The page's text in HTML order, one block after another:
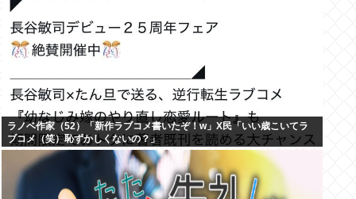
ラノベ作家（52）「新作ラブコメ書いたぞ！w」X民「いい歳こいてラ
ブコメ（笑）恥ずかしくないの？」